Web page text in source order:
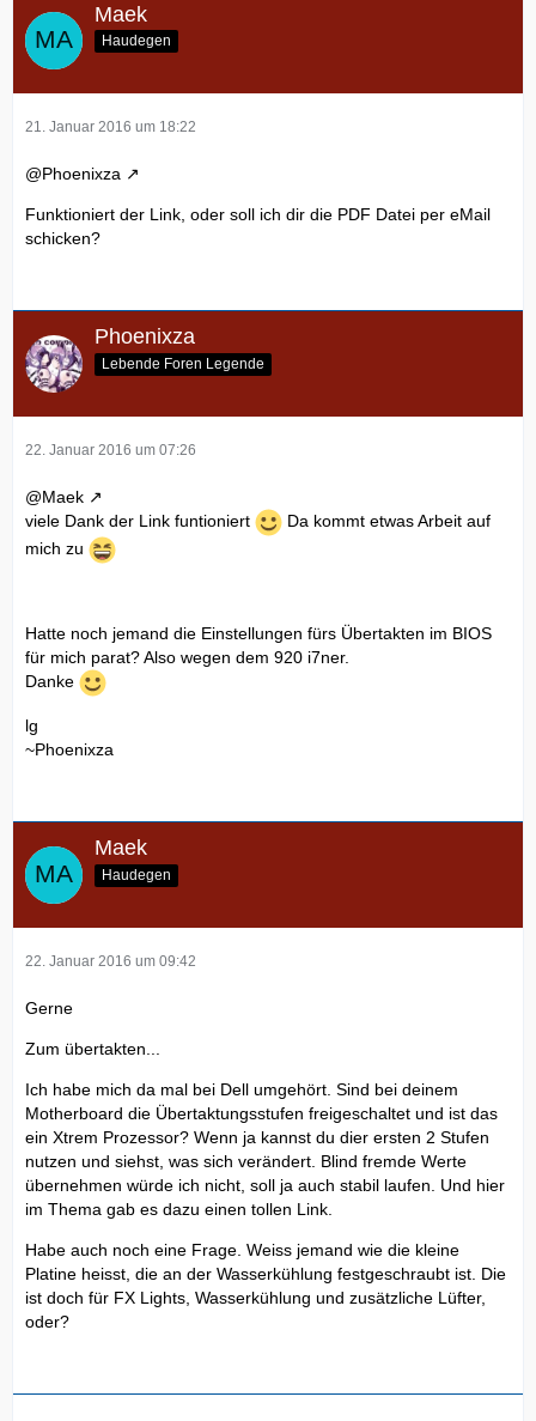
Maek
Haudegen
21. Januar 2016 um 18:22
@Phoenixza
Funktioniert der Link, oder soll ich dir die PDF Datei per eMail
schicken?
Phoenixza
Lebende Foren Legende
22. Januar 2016 um 07:26
@Maek
viele Dank der Link funtioniert
Da kommt etwas Arbeit auf
mich zu
Hatte noch jemand die Einstellungen fürs Übertakten im BIOS
für mich parat? Also wegen dem 920 i7ner.
Danke
lg
~Phoenixza
Maek
Haudegen
22. Januar 2016 um 09:42
Gerne
Zum übertakten...
Ich habe mich da mal bei Dell umgehört. Sind bei deinem
Motherboard die Übertaktungsstufen freigeschaltet und ist das
ein Xtrem Prozessor? Wenn ja kannst du dier ersten 2 Stufen
nutzen und siehst, was sich verändert. Blind fremde Werte
übernehmen würde ich nicht, soll ja auch stabil laufen. Und hier
im Thema gab es dazu einen tollen Link.
Habe auch noch eine Frage. Weiss jemand wie die kleine
Platine heisst, die an der Wasserkühlung festgeschraubt ist. Die
ist doch für FX Lights, Wasserkühlung und zusätzliche Lüfter,
oder?